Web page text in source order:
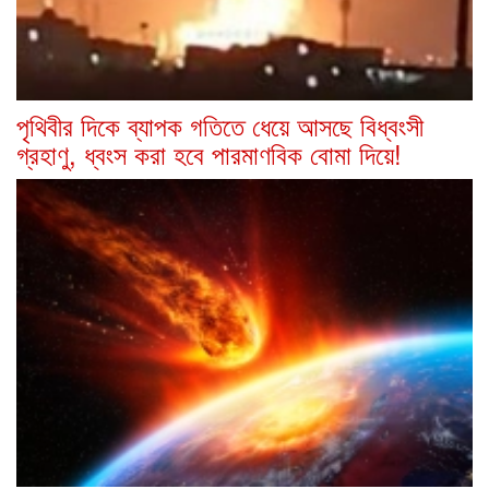
পৃথিবীর দিকে ব্যাপক গতিতে ধেয়ে আসছে বিধ্বংসী
গ্রহাণু, ধ্বংস করা হবে পারমাণবিক বোমা দিয়ে!